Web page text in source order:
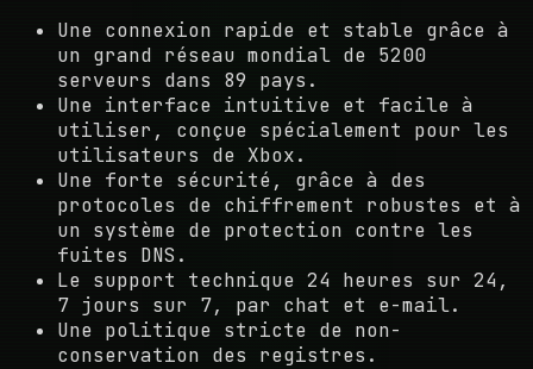
Une connexion rapide et stable grâce à
un grand réseau mondial de 5200
serveurs dans 89 pays.
Une interface intuitive et facile à
utiliser, conçue spécialement pour les
utilisateurs de Xbox.
Une forte sécurité, grâce à des
protocoles de chiffrement robustes et à
un système de protection contre les
fuites DNS.
Le support technique 24 heures sur 24,
7 jours sur 7, par chat et e-mail.
Une politique stricte de non-
conservation des registres.